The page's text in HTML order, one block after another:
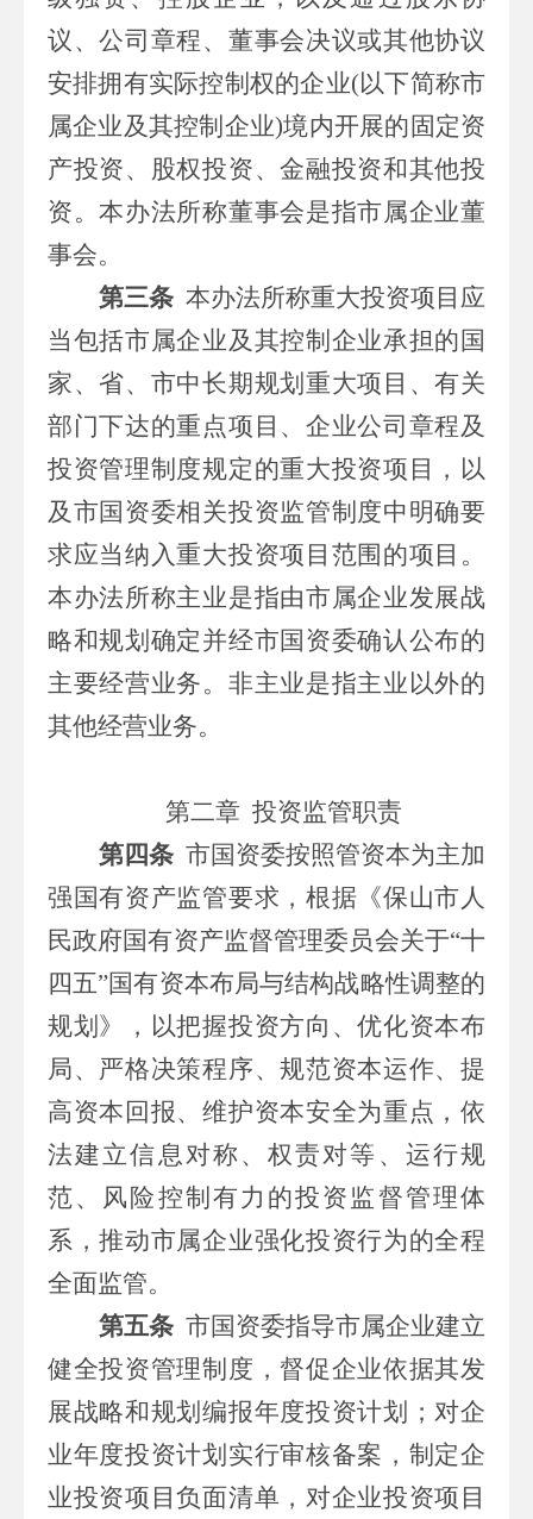
议、公司章程、董事会决议或其他协议
安排拥有实际控制权的企业(以下简称市
属企业及其控制企业)境内开展的固定资
产投资、股权投资、金融投资和其他投
资。本办法所称董事会是指市属企业董
事会。
第三条 本办法所称重大投资项目应
当包括市属企业及其控制企业承担的国
家、省、市中长期规划重大项目、有关
部门下达的重点项目、企业公司章程及
投资管理制度规定的重大投资项目，以
及 市国资委相关投资监管制度中明确要
求应当纳入重大投资项目范围的项目。
本办法所称主业是指由市属企业发展战
略和规划确定并经市国资委确认公布的
主要经营业务。非主业是指主业以外的
其他经营业务。
第二章 投资监管职责
第四条 市国资委按照管资本为主加
强国有资产监管要求，根据 《保山市人
民政府国有资产监督管理委员会关于“十
四五”国有资本布局与结构战略性调整的
规划》， 以把握投资方向、优化资本布
局、严格决策程序、规范资本运作、提
高资本回报、维护资本安全为重点，依
法建立信息对称、权责对等、运行规
范、风险控制有力的投资监督管理体
系，推动市属企业强化投资行为的全程
全面监管。
第五条 市国资委指导市属企业建立
健全投资管理制度，督促企业依据其发
展战略和规划编报年度投资计划；对企
业年度投资计划实行审核备案，制定企
业投资项目负面清单，对企业投资项目